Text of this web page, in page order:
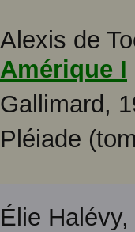
Alexis de
Amérique I
Gallimard,
Pléiade
Élie Halévy,